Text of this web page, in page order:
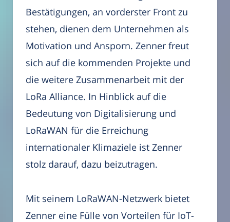
Bestätigungen, an vorderster Front zu
stehen, dienen dem Unternehmen als
Motivation und Ansporn. Zenner freut
sich auf die kommenden Projekte und
die weitere Zusammenarbeit mit der
LoRa Alliance. In Hinblick auf die
Bedeutung von Digitalisierung und
LoRaWAN für die Erreichung
internationaler Klimaziele ist Zenner
stolz darauf, dazu beizutragen.
Mit seinem LoRaWAN-Netzwerk bietet
Zenner eine Fülle von Vorteilen für IoT-